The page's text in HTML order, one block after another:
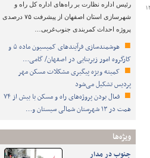
رئیس اداره نظارت بر راه‌های اداره کل راه و
شهرسازی استان اصفهان از پیشرفت ۷۵ درصدی
پروژه احداث کمربندی جنوب‌غربی…
هوشمندسازی فرآیندهای کمیسیون ماده ۵ و
کارگروه امور زیربنایی در اصفهان/ گامی…
کمیته ویژه پیگیری مشکلات مسکن مهر
پردیس تشکیل می‌شود
فعال بودن پروژه‌های راه و مسکن با بیش از ۷۴
همت در ۱۳ شهرستان شمالی سیستان و…
ویژه‌ها
جنوب در مدار